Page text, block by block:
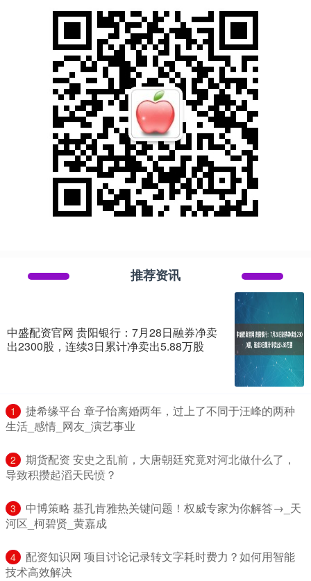
推荐资讯
中盛配资官网 贵阳银行：7月28日融券净卖
出2300股，连续3日累计净卖出5.88万股
1
​捷希缘平台 章子怡离婚两年，过上了不同于汪峰的两种
生活_感情_网友_演艺事业
2
​期货配资 安史之乱前，大唐朝廷究竟对河北做什么了，
导致积攒起滔天民愤？
3
​中博策略 基孔肯雅热关键问题！权威专家为你解答→_天
河区_柯碧贤_黄嘉成
4
​配资知识网 项目讨论记录转文字耗时费力？如何用智能
技术高效解决